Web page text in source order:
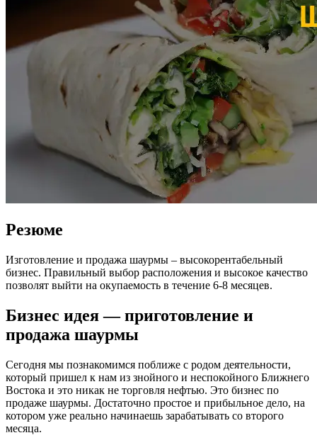
Резюме
Изготовление и продажа шаурмы – высокорентабельный
бизнес. Правильный выбор расположения и высокое качество
позволят выйти на окупаемость в течение 6-8 месяцев.
Бизнес идея — приготовление и
продажа шаурмы
Сегодня мы познакомимся поближе с родом деятельности,
который пришел к нам из знойного и неспокойного Ближнего
Востока и это никак не торговля нефтью. Это бизнес по
продаже шаурмы. Достаточно простое и прибыльное дело, на
котором уже реально начинаешь зарабатывать со второго
месяца.